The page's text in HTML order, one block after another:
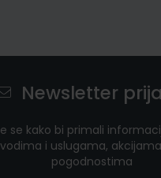
Newsletter
se kako bi primali
i uslugama,
pogodnostima